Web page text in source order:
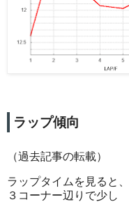
ラップ傾向
（過去記事の転載）
ラップタイムを見ると
３コーナー辺りで少し